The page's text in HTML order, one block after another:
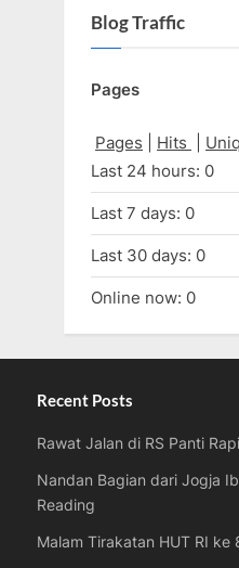
Blog Traffic
Pages
Pages Hits
Last 24 hours: 0
Last 7 days: 0
Last 30 days: 0
Online now: 0
Recent Posts
Rawat Jalan di RS Panti
Nandan Bagian dari Jogja
Reading
Malam Tirakatan HUT RI ke